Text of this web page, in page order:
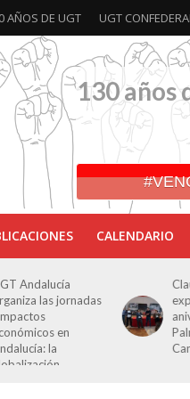
AÑOS DE UGT UGT
130 años
CALENDARIO
la
‘130
en Las
de Gran
de